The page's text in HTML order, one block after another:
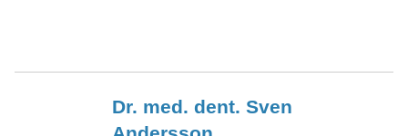
Dr. med. dent. Sven